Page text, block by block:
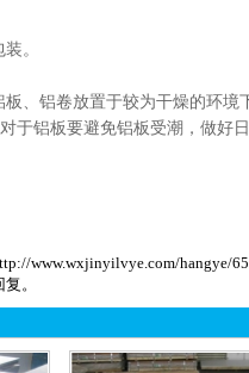
。
、铝卷放置于较为干燥的环境
于铝板要避免铝板受潮，做好
www.wxjinyilvye.com/hangye/
。